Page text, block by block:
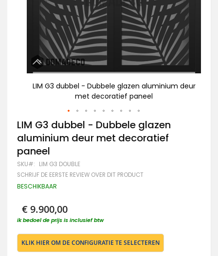
LIM G3 dubbel - Dubbele glazen aluminium deur
met decoratief paneel
Ga
naar
het
begin
van
de
afbeeldingen-
LIM G3 dubbel - Dubbele glazen
aluminium deur met decoratief
paneel
SKU LIM G3 DOUBLE
SCHRIJF DE EERSTE REVIEW OVER DIT PRODUCT
BESCHIKBAAR
€ 9.900,00
ik bedoel de prijs is inclusief btw
KLIK HIER OM DE CONFIGURATIE TE SELECTEREN